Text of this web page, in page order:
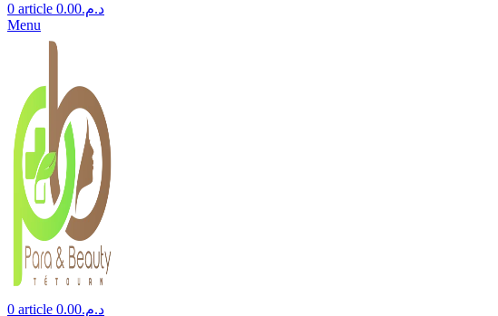
0 article د.م.0.00
Menu
0 article د.م.0.00